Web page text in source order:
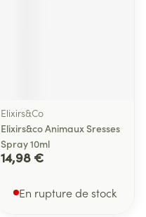
Elixirs&Co
Elixirs&co Animaux Sresses
Spray 10ml
14,98 €
En rupture de stock